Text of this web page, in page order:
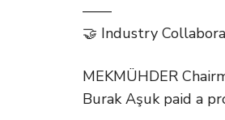
——
🤝 Industry
MEKMÜHDER
Burak Aşuk paid a